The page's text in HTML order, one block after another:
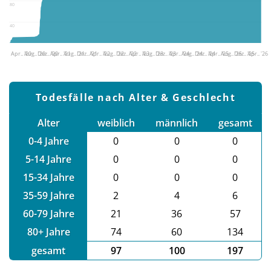
40
80
Apr.. '20Aug.. '20Dez.. '20Apr.. '21Aug.. '21Dez.. '21Apr.. '22Aug.. '22Dez.. '22Apr.. '23Aug.. '23Dez.. '23Apr.. '24Aug.. '24Dez.. '24Apr.. '25Aug.. '25Dez.. '25Apr.. '26
Todesfälle nach Alter & Geschlecht
Alter
weiblich männlich
gesamt
0-4 Jahre
0 0
0
5-14 Jahre
0 0
0
15-34 Jahre
0 0
0
35-59 Jahre
2 4
6
60-79 Jahre
21 36
57
80+ Jahre
74 60
134
gesamt
97 100 197